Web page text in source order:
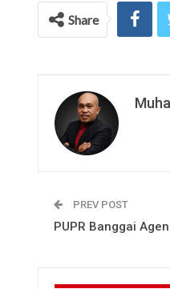
Share
PREV POST
PUPR Banggai